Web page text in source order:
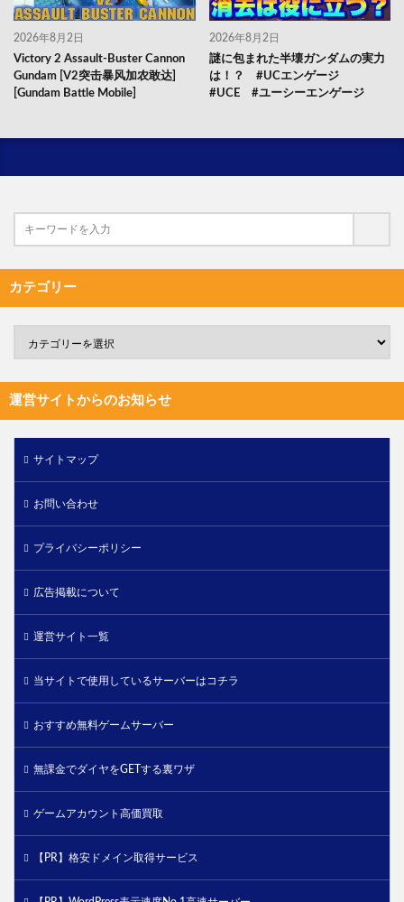
2026年8月2日
Victory 2 Assault-Buster Cannon
Gundam [V2突击暴风加农敢达]
[Gundam Battle Mobile]
2026年8月2日
謎に包まれた半壊ガンダムの実力
は！？ #UCエンゲージ
#UCE #ユーシーエンゲージ
カテゴリー
運営サイトからのお知らせ
サイトマップ
お問い合わせ
プライバシーポリシー
広告掲載について
運営サイト一覧
当サイトで使用しているサーバーはコチラ
おすすめ無料ゲームサーバー
無課金でダイヤをGETする裏ワザ
ゲームアカウント高価買取
【PR】格安ドメイン取得サービス